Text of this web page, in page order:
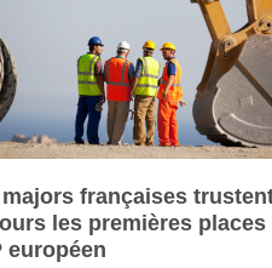
françaises
les premières places
européen